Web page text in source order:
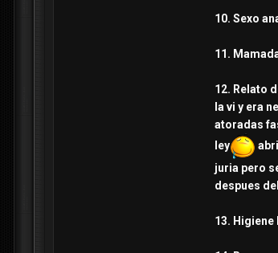
10. Sexo
11.
12. Relato
la vi y era
atoradas
ley
juria pero
despues
13.